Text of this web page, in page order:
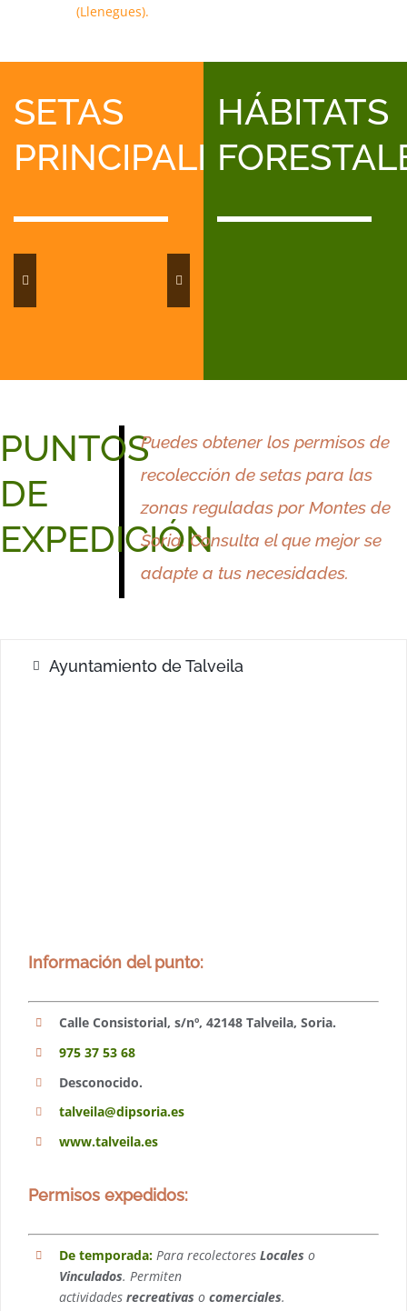
(Llenegues).
SETAS
PRINCIPALES
HÁBITATS
PUNTOS
DE
EXPEDICIÓN
Puedes obtener los permisos de
recolección de setas para las
zonas reguladas por Montes de
Soria. Consulta el que mejorse
adapte a tus necesidades.
Ayuntamiento de Talveila
Información del punto:
Calle Consistorial, s/nº, 42148 Talveila, Soria.
975 37 53 68
Desconocido.
talveila@dipsoria.es
www.talveila.es
Permisos expedidos:
De temporada: Para recolectores Locales o
Vinculados. Permiten
actividades recreativas o comerciales.